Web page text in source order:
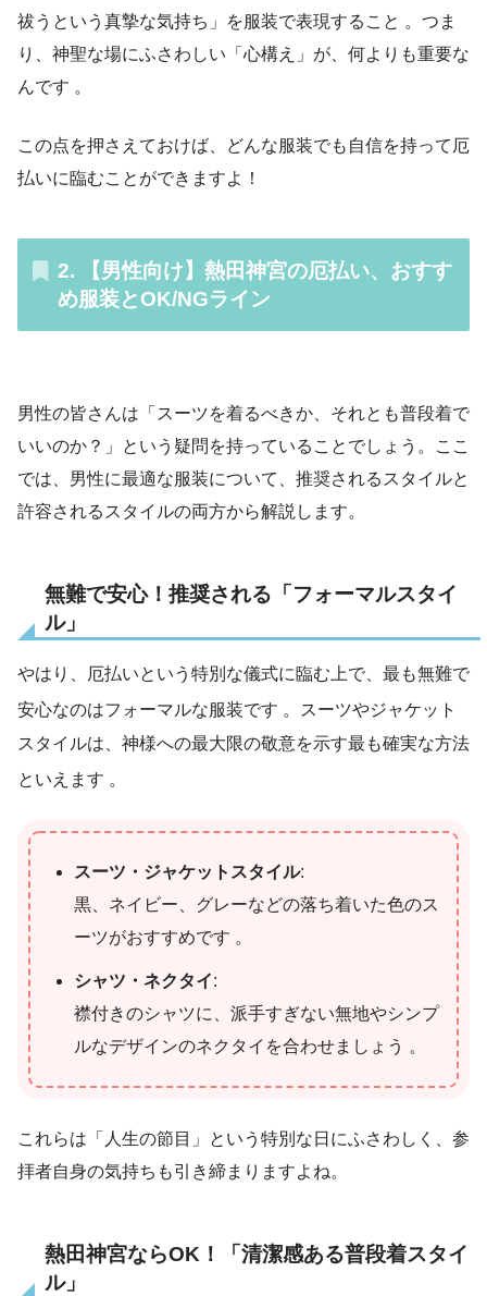
祓うという真摯な気持ち」を服装で表現すること 。つま
り、神聖な場にふさわしい「心構え」が、何よりも重要な
んです 。
この点を押さえておけば、どんな服装でも自信を持って厄
払いに臨むことができますよ！
2. 【男性向け】熱田神宮の厄払い、おすす
め服装とOK/NGライン
男性の皆さんは「スーツを着るべきか、それとも普段着で
いいのか？」という疑問を持っていることでしょう。ここ
では、男性に最適な服装について、推奨されるスタイルと
許容されるスタイルの両方から解説します。
無難で安心！推奨される「フォーマルスタイ
ル」
やはり、厄払いという特別な儀式に臨む上で、最も無難で
安心なのはフォーマルな服装です 。スーツやジャケット
スタイルは、神様への最大限の敬意を示す最も確実な方法
といえます 。
スーツ・ジャケットスタイル:
黒、ネイビー、グレーなどの落ち着いた色のス
ーツがおすすめです 。
シャツ・ネクタイ:
襟付きのシャツに、派手すぎない無地やシンプ
ルなデザインのネクタイを合わせましょう 。
これらは「人生の節目」という特別な日にふさわしく、参
拝者自身の気持ちも引き締まりますよね。
熱田神宮ならOK！「清潔感ある普段着スタイ
ル」